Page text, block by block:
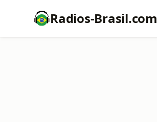
Radios-Brasil.com